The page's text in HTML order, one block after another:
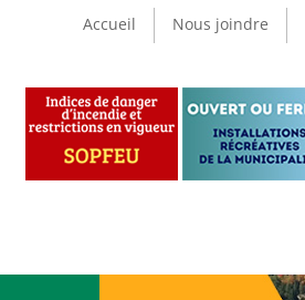
Accueil Nous joindre